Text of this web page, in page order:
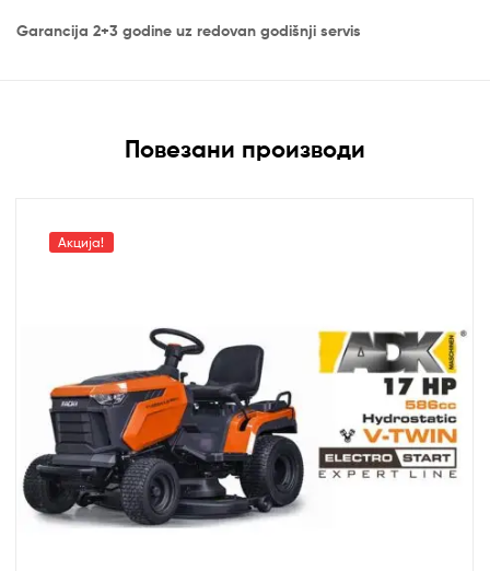
Garancija 2+3 godine uz redovan godišnji servis
Повезани производи
Акција!